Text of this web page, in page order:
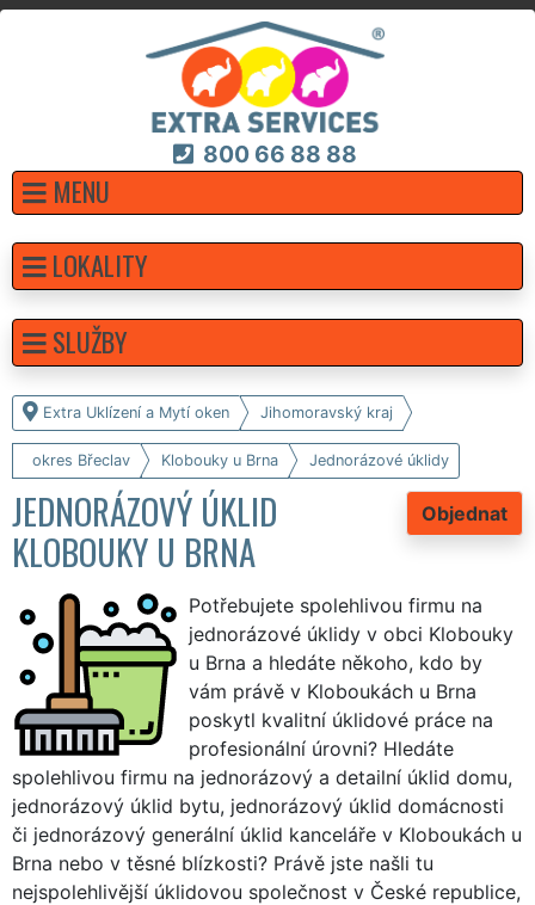
800 66 88 88
MENU
Extra Uklízení a Mytí oken Jihomoravský kraj
okres Břeclav Klobouky u Brna Jednorázové úklidy
Objednat
JEDNORÁZOVÝ ÚKLID
KLOBOUKY U BRNA
Potřebujete spolehlivou firmu na
jednorázové úklidy v obci Klobouky
u Brna a hledáte někoho, kdo by
vám právě v Kloboukách u Brna
poskytl kvalitní úklidové práce na
profesionální úrovni? Hledáte
spolehlivou firmu na jednorázový a detailní úklid domu,
jednorázový úklid bytu, jednorázový úklid domácnosti
či jednorázový generální úklid kanceláře v Kloboukách u
Brna nebo v těsné blízkosti? Právě jste našli tu
nejspolehlivější úklidovou společnost v České republice,
LOKALITY
SLUŽBY